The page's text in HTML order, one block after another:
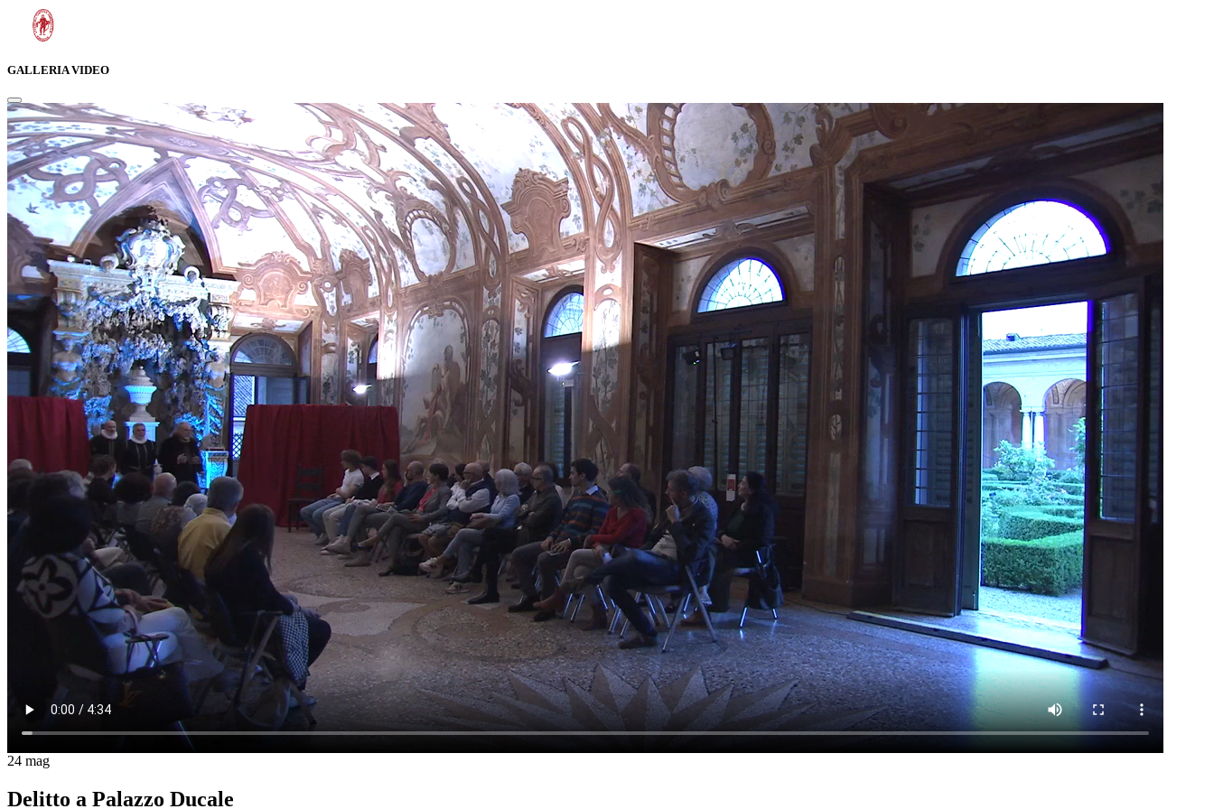
GALLERIA VIDEO
24 mag
Delitto a Palazzo Ducale